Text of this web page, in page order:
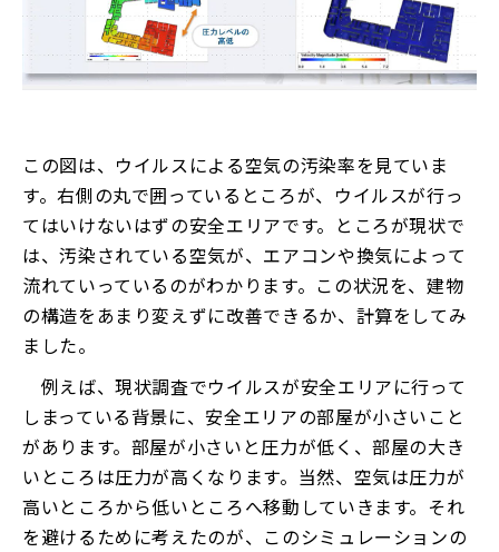
この図は、ウイルスによる空気の汚染率を見ていま
す。右側の丸で囲っているところが、ウイルスが行っ
てはいけないはずの安全エリアです。ところが現状で
は、汚染されている空気が、エアコンや換気によって
流れていっているのがわかります。この状況を、建物
の構造をあまり変えずに改善できるか、計算をしてみ
ました。
例えば、現状調査でウイルスが安全エリアに行って
しまっている背景に、安全エリアの部屋が小さいこと
があります。部屋が小さいと圧力が低く、部屋の大き
いところは圧力が高くなります。当然、空気は圧力が
高いところから低いところへ移動していきます。それ
を避けるために考えたのが、このシミュレーションの